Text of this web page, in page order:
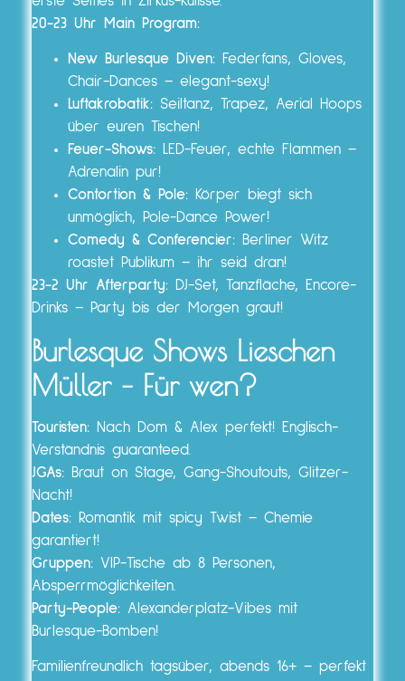
20-23 Uhr Main Program:
New Burlesque Diven: Federfans, Gloves,
Chair-Dances – elegant-sexy!
Luftakrobatik: Seiltanz, Trapez, Aerial Hoops
über euren Tischen!
Feuer-Shows: LED-Feuer, echte Flammen –
Adrenalin pur!
Contortion & Pole: Körper biegt sich
unmöglich, Pole-Dance Power!
Comedy & Conferencier: Berliner Witz
roastet Publikum – ihr seid dran!
23-2 Uhr Afterparty: DJ-Set, Tanzfläche, Encore-
Drinks – Party bis der Morgen graut!
Burlesque Shows Lieschen
Müller– Für wen?
Touristen: Nach Dom & Alex perfekt! Englisch-
Verständnis guaranteed.
JGAs: Braut on Stage, Gang-Shoutouts, Glitzer-
Nacht!
Dates: Romantik mit spicy Twist – Chemie
garantiert!
Gruppen: VIP-Tische ab 8 Personen,
Absperrmöglichkeiten.
Party-People: Alexanderplatz-Vibes mit
Burlesque-Bomben!
Familienfreundlich tagsüber, abends 16+ – perfekt